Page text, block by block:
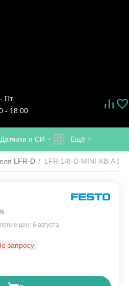
Пт
- 18:00
Датчики и СИ Ещё
LFR-D / LFR-1/8-D-MINI-KB-A
цен: 6 августа
запросу